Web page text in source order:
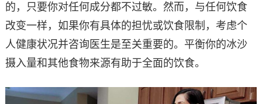
的，只要你对任何成分都不过敏。然而，与任何饮食
改变一样，如果你有具体的担忧或饮食限制，考虑个
人健康状况并咨询医生是至关重要的。平衡你的冰沙
摄入量和其他食物来源有助于全面的饮食。